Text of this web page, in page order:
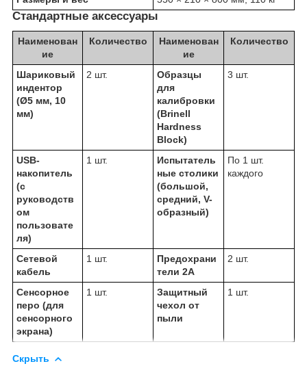
Стандартные аксессуары
Наименован
ие
Количество
Наименован
ие
Количество
Шариковый
индентор
(Ø5 мм, 10
мм)
2 шт.
Образцы
для
калибровки
(Brinell
Hardness
Block)
3 шт.
USB-
накопитель
(с
руководств
ом
пользовате
ля)
1 шт.
Испытатель
ные столики
(большой,
средний, V-
образный)
По 1 шт.
каждого
Сетевой
кабель
1 шт.
Предохрани
тели 2A
2 шт.
Сенсорное
перо (для
сенсорного
экрана)
1 шт.
Защитный
чехол от
пыли
1 шт.
Скрыть